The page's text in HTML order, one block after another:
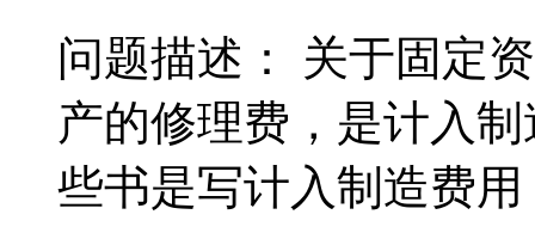
问题描述： 关于固定
产的修理费，是计入
些书是写计入制造费